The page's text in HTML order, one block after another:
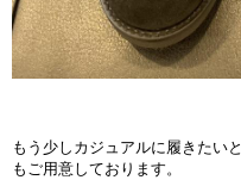
もう少しカジュアルに履きたい
もご用意しております。